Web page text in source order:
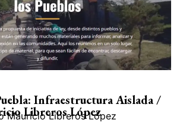
Infraestructura Aislada /
Libreros López
Mauricio Libreros López